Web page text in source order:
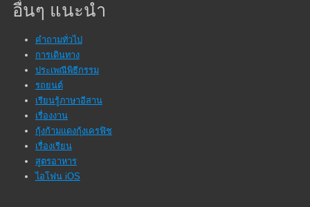
อื่นๆ แนะนำ
คำถามทั่วไป
การเดินทาง
ประเพณีพิธีกรรม
รถยนต์
เรียนรู้ภาษาอีสาน
เรื่องงาน
กุ้งก้ามแดงกุ้งเครฟิช
เรื่องเรียน
สูตรอาหาร
ไอโฟน iOS